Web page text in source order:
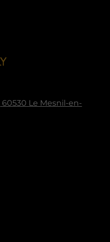
60530 Le Mesnil-en-